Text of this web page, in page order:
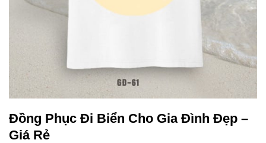
Đồng Phục Đi Biển Cho Gia Đình Đẹp –
Giá Rẻ